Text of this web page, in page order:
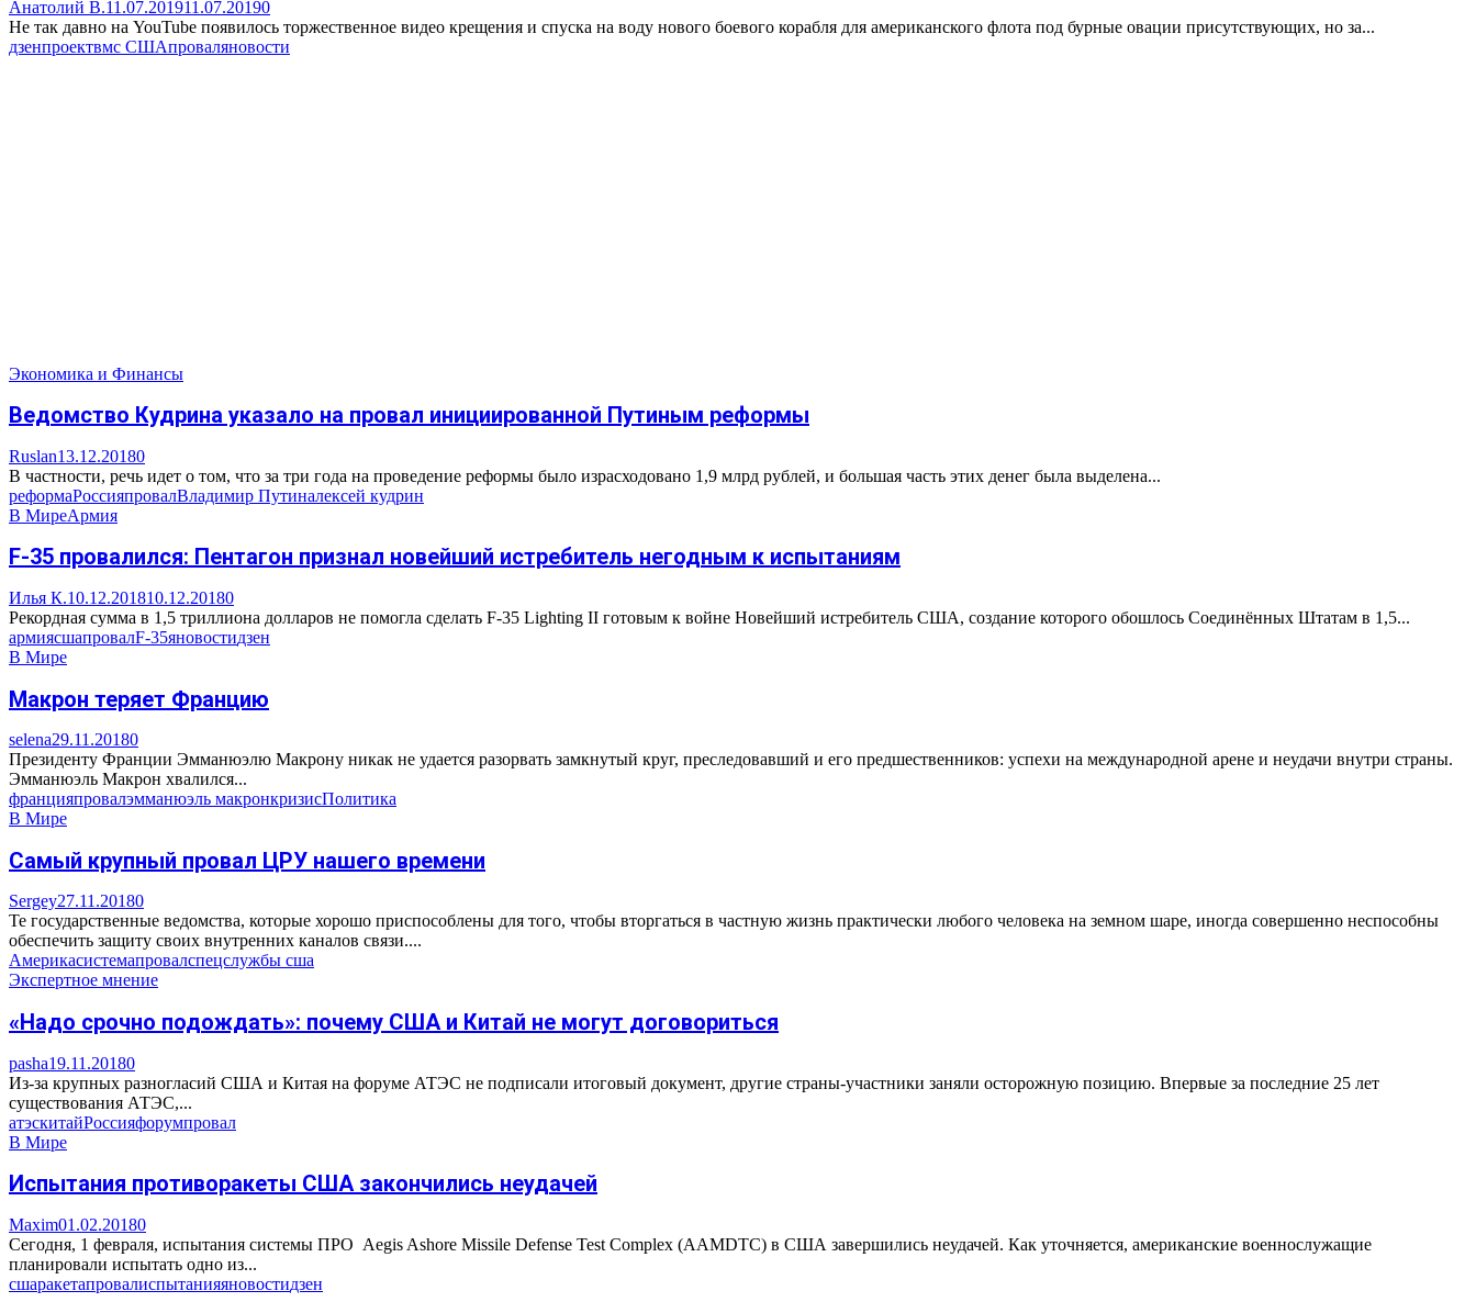
Анатолий В.11.07.201911.07.20190
Не так давно на YouTube появилось торжественное видео крещения и спуска на воду нового боевого корабля для американского флота под бурные овации присутствующих, но за...
дзенпроектвмс СШАпроваляновости
Экономика и Финансы
Ведомство Кудрина указало на провал инициированной Путиным реформы
Ruslan13.12.20180
В частности, речь идет о том, что за три года на проведение реформы было израсходовано 1,9 млрд рублей, и большая часть этих денег была выделена...
реформаРоссияпровалВладимир Путиналексей кудрин
В МиреАрмия
F-35 провалился: Пентагон признал новейший истребитель негодным к испытаниям
Илья К.10.12.201810.12.20180
Рекордная сумма в 1,5 триллиона долларов не помогла сделать F-35 Lighting II готовым к войне Новейший истребитель США, создание которого обошлось Соединённых Штатам в 1,5...
армиясшапровалF-35яновостидзен
В Мире
Макрон теряет Францию
selena29.11.20180
Президенту Франции Эмманюэлю Макрону никак не удается разорвать замкнутый круг, преследовавший и его предшественников: успехи на международной арене и неудачи внутри страны.
Эмманюэль Макрон хвалился...
францияпровалэмманюэль макронкризисПолитика
В Мире
Самый крупный провал ЦРУ нашего времени
Sergey27.11.20180
Те государственные ведомства, которые хорошо приспособлены для того, чтобы вторгаться в частную жизнь практически любого человека на земном шаре, иногда совершенно неспособны
обеспечить защиту своих внутренних каналов связи....
Америкасистемапровалспецслужбы сша
Экспертное мнение
«Надо срочно подождать»: почему США и Китай не могут договориться
pasha19.11.20180
Из-за крупных разногласий США и Китая на форуме АТЭС не подписали итоговый документ, другие страны-участники заняли осторожную позицию. Впервые за последние 25 лет
существования АТЭС,...
атэскитайРоссияфорумпровал
В Мире
Испытания противоракеты США закончились неудачей
Maxim01.02.20180
Сегодня, 1 февраля, испытания системы ПРО Aegis Ashore Missile Defense Test Complex (AAMDTC) в США завершились неудачей. Как уточняется, американские военнослужащие
планировали испытать одно из...
сшаракетапровалиспытанияяновостидзен